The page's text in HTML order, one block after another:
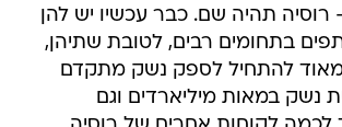
תהיה שם. כבר עכשיו יש להן
בתחומים רבים, לטובת שתיהן,
להתחיל לספק נשק מתקדם
נשק במאות מיליארדים וגם